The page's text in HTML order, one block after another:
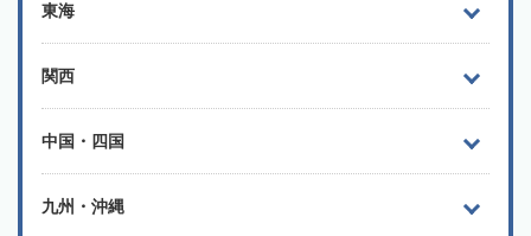
東海
関西
中国・四国
九州・沖縄